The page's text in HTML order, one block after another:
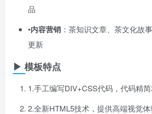
品
•​内容营销 ：茶知识文章、茶文化故
更新
▶ 模板特点
1.手工编写DIV+CSS代码，代码精
2.全新HTML5技术，提供高端视觉体